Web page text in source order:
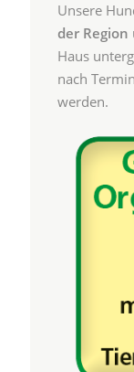
Unsere
der Region
Haus
nach
werden.